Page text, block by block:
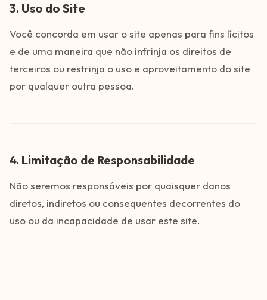
3. Uso do Site
Você concorda em usar o site apenas para fins lícitos
e de uma maneira que não infrinja os direitos de
terceiros ou restrinja o uso e aproveitamento do site
por qualquer outra pessoa.
4. Limitação de Responsabilidade
Não seremos responsáveis por quaisquer danos
diretos, indiretos ou consequentes decorrentes do
uso ou da incapacidade de usar este site.